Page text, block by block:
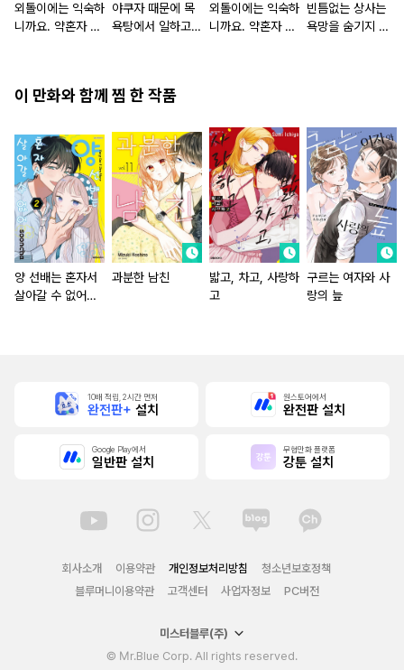
외톨이에는 익숙하
니까요. 약혼자 방
야쿠자 때문에 목
욕탕에서 일하고
외톨이에는 익숙하
니까요. 약혼자 방
빈틈없는 상사는
욕망을 숨기지 않
이 만화와 함께 찜 한 작품
양 선배는 혼자서
살아갈 수 없어
과분한 남친
밟고, 차고, 사랑하
고
구르는 여자와 사
랑의 늪
10배 적립, 2시간 먼저
완전판+ 설치
원스토어에서
완전판 설치
Google Play에서
일반판 설치
무협만화 플랫폼
강툰 설치
회사소개 이용약관 개인정보처리방침
청소년보호정책
블루머니이용약관
고객센터 사업자정보 PC버전
미스터블루(주)
© Mr.Blue Corp. All rights reserved.